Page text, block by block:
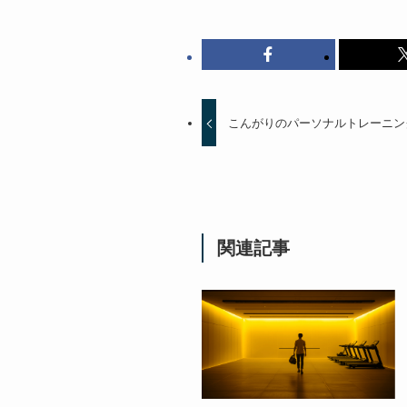
こんがりのパーソナルトレーニ
関連記事